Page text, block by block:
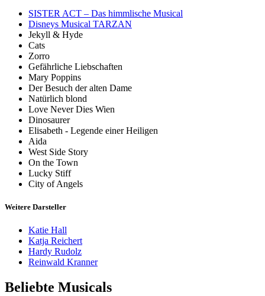
SISTER ACT – Das himmlische Musical
Disneys Musical TARZAN
Jekyll & Hyde
Cats
Zorro
Gefährliche Liebschaften
Mary Poppins
Der Besuch der alten Dame
Natürlich blond
Love Never Dies Wien
Dinosaurer
Elisabeth - Legende einer Heiligen
Aida
West Side Story
On the Town
Lucky Stiff
City of Angels
Weitere Darsteller
Katie Hall
Katja Reichert
Hardy Rudolz
Reinwald Kranner
Beliebte Musicals